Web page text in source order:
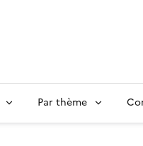
Par thème